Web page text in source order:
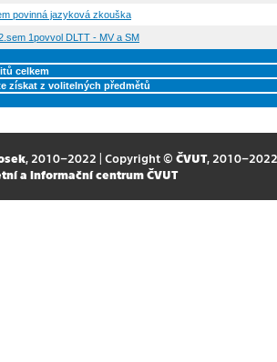
povinná jazyková zkouška
1povvol DLTT - MV a SM
celkem
získat z volitelných předmětů
, 2010–2022 | Copyright © ČVUT, 2010–2022
a informační centrum ČVUT